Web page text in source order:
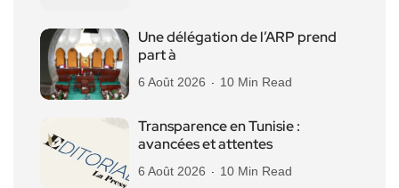
Une délégation de l’ARP prend
part à
6 Août 2026 10 Min Read
Transparence en Tunisie :
avancées et attentes
6 Août 2026 10 Min Read